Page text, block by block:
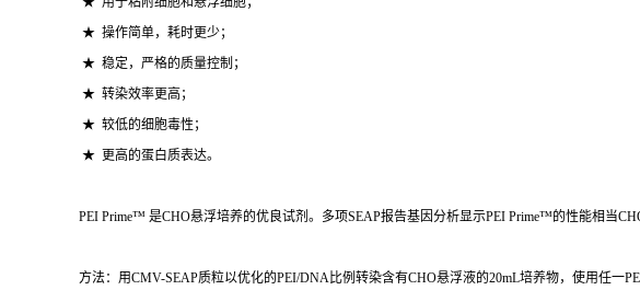
★ 操作简单，耗时更少；
★ 稳定，严格的质量控制；
★ 转染效率更高；
★ 较低的细胞毒性；
★ 更高的蛋白质表达。
PEI Prime™ 是CHO悬浮培养的优良试剂。多项SEAP报告基因分析显示PEI Prime™的性能相当
方法：用CMV-SEAP质粒以优化的PEI/DNA比例转染含有CHO悬浮液的20mL培养物，使用任